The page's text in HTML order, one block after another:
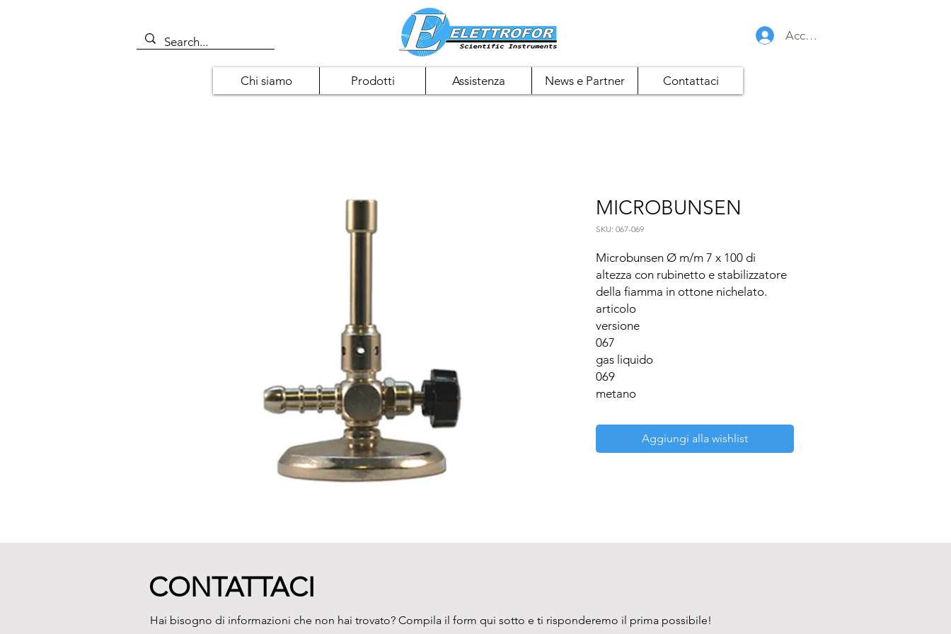
Accedi
Chi siamo Prodotti Assistenza News e Partner Contattaci
MICROBUNSEN
SKU: 067-069
Microbunsen Ø m/m 7 x 100 di
altezza con rubinetto e stabilizzatore
della fiamma in ottone nichelato.
articolo
versione
067
gas liquido
069
metano
Aggiungi alla wishlist
CONTATTACI
Hai bisogno di informazioni che non hai trovato? Compila il form qui sotto e ti risponderemo il prima possibile!